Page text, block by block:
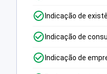
Indicação de
Indicação de
Indicação de